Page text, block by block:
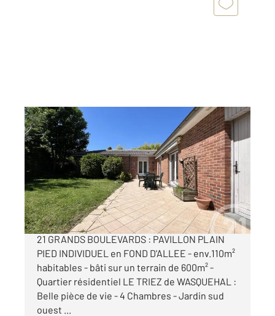
WASQUEHAL 59
110 m 2, 5 pièces
Ref : 1532
Maison à vendre
499 000 €
UNIQUEMENT DANS VOTRE AGENCE CENTURY
21 GRANDS BOULEVARDS : PAVILLON PLAIN
PIED INDIVIDUEL en FOND D'ALLEE - env.110m²
habitables - bâti sur un terrain de 600m² -
Quartier résidentiel LE TRIEZ de WASQUEHAL :
Belle pièce de vie - 4 Chambres - Jardin sud
ouest ...